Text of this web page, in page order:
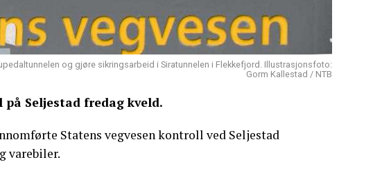
og gjøre sikringsarbeid i Siratunnelen i Flekkefjord. Illustrasjonsfoto:
Gorm Kallestad / NTB
Seljestad fredag kveld.
Statens vegvesen kontroll ved Seljestad
varebiler.